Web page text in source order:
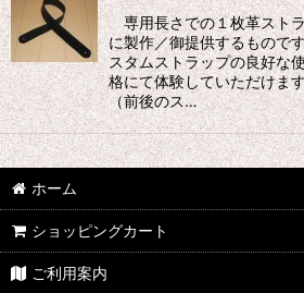
専用長さでの１枚革スト
に製作／御提供するもの
スタムストラップの良好な
格にて体験していただけ
（前後のス…
ホーム
ショッピングカート
ご利用案内